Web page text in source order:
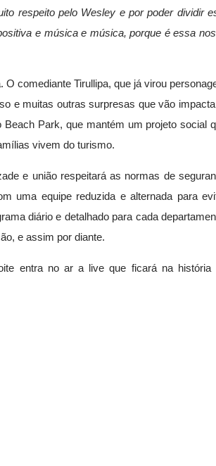
respeito pelo Wesley e por poder dividir
e música e música, porque é essa
comediante Tirullipa, que já virou
e muitas outras surpresas que vão
Park, que mantém um projeto social
vivem do turismo.
e união respeitará as normas de
uma equipe reduzida e alternada para
diário e detalhado para cada
e assim por diante.
entra no ar a live que ficará na história